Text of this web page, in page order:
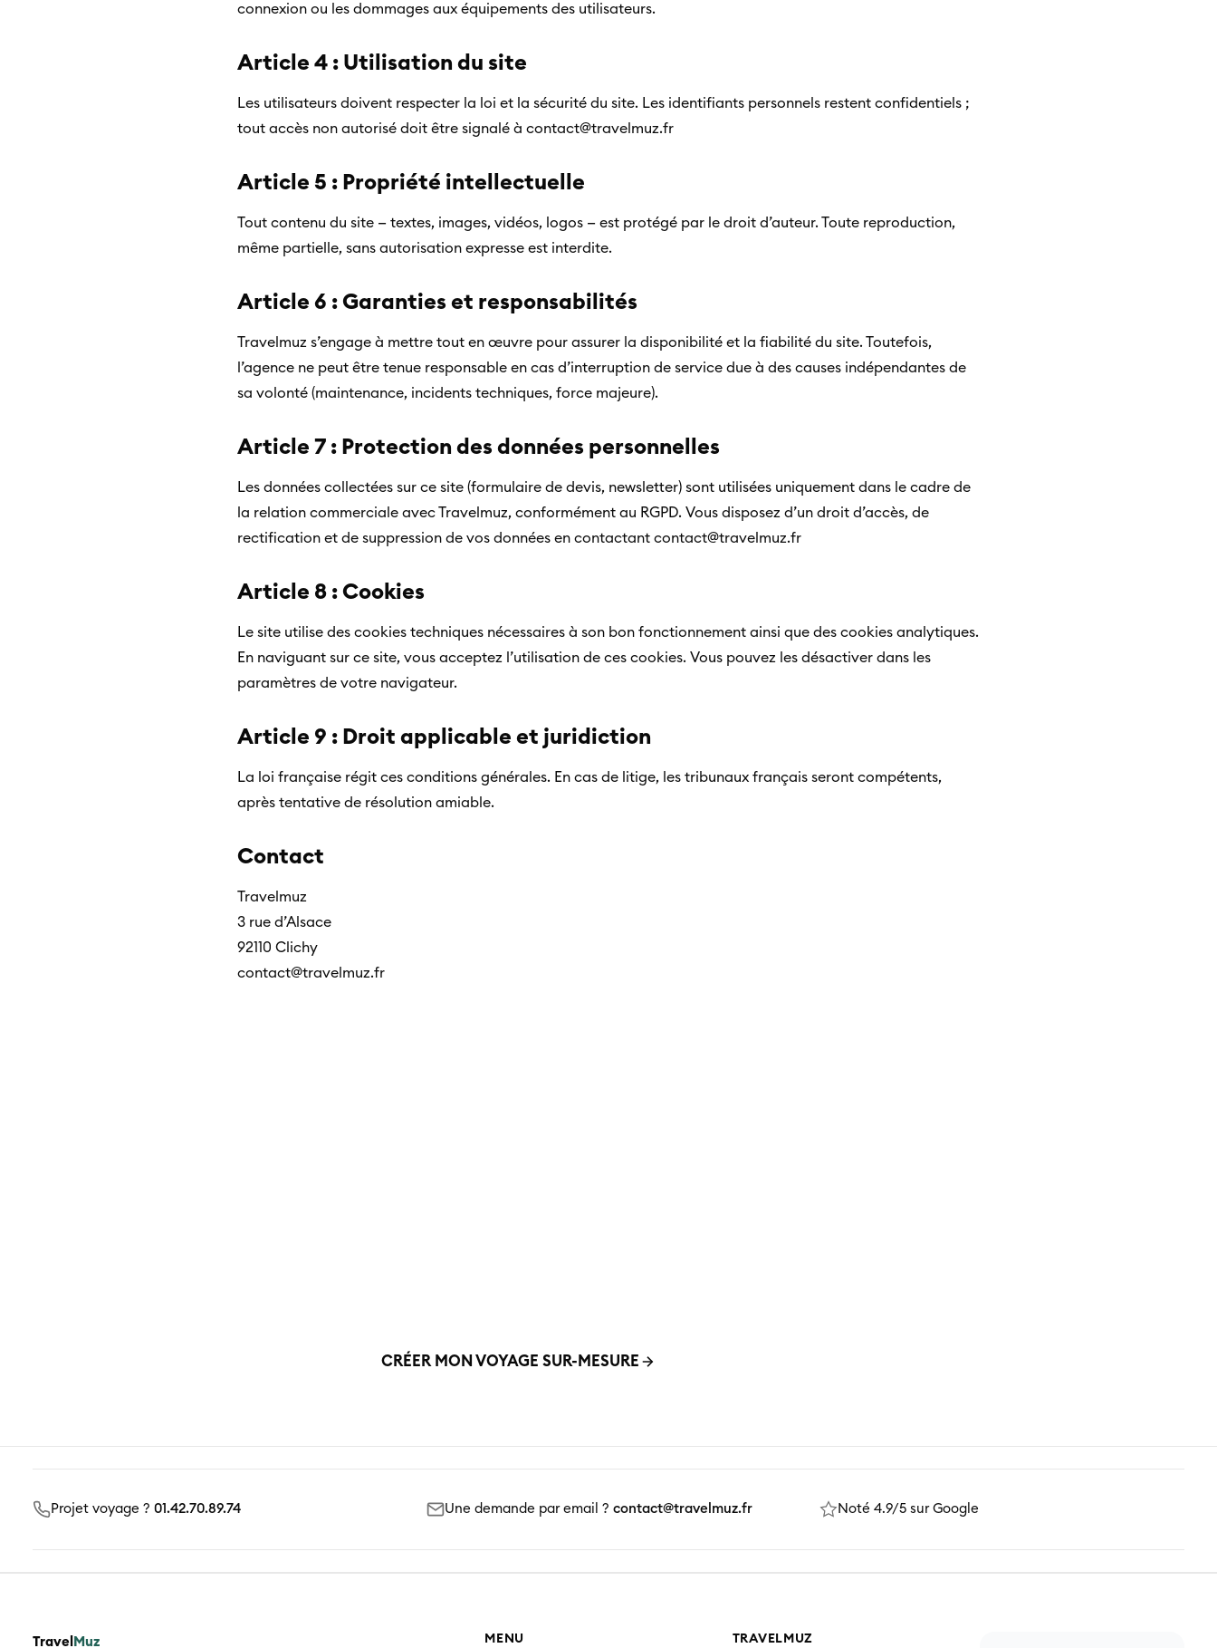
connexion ou les dommages aux équipements des utilisateurs.
Article 4 : Utilisation du site
Les utilisateurs doivent respecter la loi et la sécurité du site. Les identifiants personnels restent confidentiels ;
tout accès non autorisé doit être signalé à contact@travelmuz.fr
Article 5 : Propriété intellectuelle
Tout contenu du site — textes, images, vidéos, logos — est protégé par le droit d’auteur. Toute reproduction,
même partielle, sans autorisation expresse est interdite.
Article 6 : Garanties et responsabilités
Travelmuz s’engage à mettre tout en œuvre pour assurer la disponibilité et la fiabilité du site. Toutefois,
l’agence ne peut être tenue responsable en cas d’interruption de service due à des causes indépendantes de
sa volonté (maintenance, incidents techniques, force majeure).
Article 7 : Protection des données personnelles
Les données collectées sur ce site (formulaire de devis, newsletter) sont utilisées uniquement dans le cadre de
la relation commerciale avec Travelmuz, conformément au RGPD. Vous disposez d’un droit d’accès, de
rectification et de suppression de vos données en contactant contact@travelmuz.fr
Article 8 : Cookies
Le site utilise des cookies techniques nécessaires à son bon fonctionnement ainsi que des cookies analytiques.
En naviguant sur ce site, vous acceptez l’utilisation de ces cookies. Vous pouvez les désactiver dans les
paramètres de votre navigateur.
Article 9 : Droit applicable et juridiction
La loi française régit ces conditions générales. En cas de litige, les tribunaux français seront compétents,
après tentative de résolution amiable.
Contact
Travelmuz
3 rue d’Alsace
92110 Clichy
contact@travelmuz.fr
CRÉER MON VOYAGE SUR-MESURE
Projet voyage ? 01.42.70.89.74 Une demande par email ? contact@travelmuz.fr Noté 4.9/5 sur Google
Travel Muz MENU TRAVELMUZ